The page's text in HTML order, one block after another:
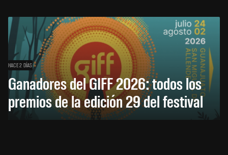
HACE 2 DÍAS
Ganadores del GIFF 2026: todos los
premios de la edición 29 del festival